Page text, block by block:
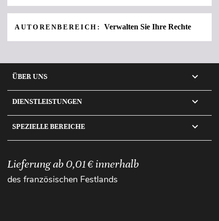
AUTORENBEREICH: Verwalten Sie Ihre Rechte
ÜBER UNS 
DIENSTLEISTUNGEN 
SPEZIELLE BEREICHE 
Lieferung ab 0,01 € innerhalb
des französischen Festlands